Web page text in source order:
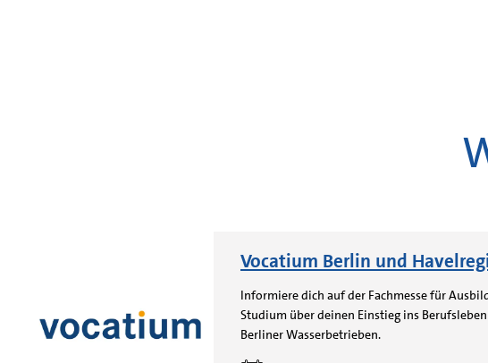
Vocatium Berlin und
Informiere dich auf der Fachmesse für
Studium über deinen Einstieg ins
Berliner Wasserbetrieben.